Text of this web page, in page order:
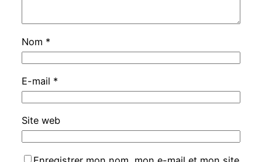
Nom *
E-mail *
Site web